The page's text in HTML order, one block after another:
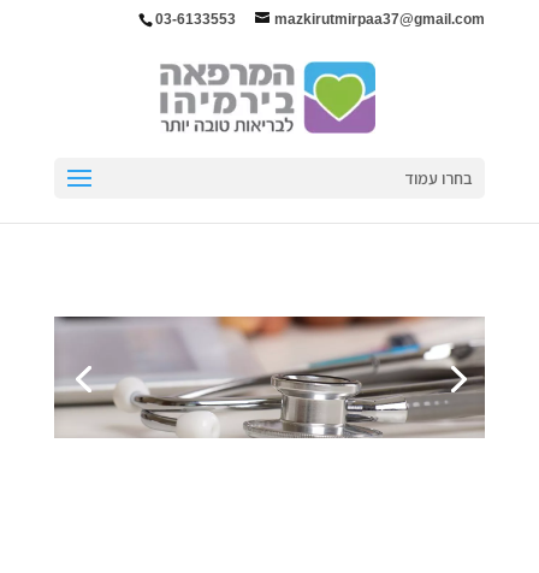
03-6133553 mazkirutmirpaa37@gmail.com
בחרו עמוד